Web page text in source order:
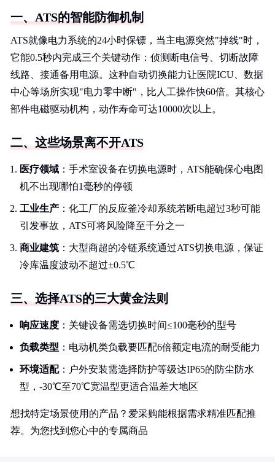
一、ATS的智能防御机制
ATS就像电力系统的24小时保镖，当主电源突然"掉线"时，
它能0.5秒内完成三个关键动作：侦测断电信号、切断故障
线路、接通备用电源。这种自动切换能力让医院ICU、数据
中心等场所实现"电力零中断"，比人工操作快60倍。其核心
部件电磁驱动机构，动作寿命可达10000次以上。
二、这些场景离不开ATS
医疗领域 ：手术室设备在切换电源时，ATS能确保心电图
机不出现哪怕1毫秒的停顿
工业生产 ：化工厂的反应釜冷却系统若断电超过3秒可能
引发事故，ATS可将风险降至千分之一
商业建筑 ：大型商超的冷链系统通过ATS切换电源，保证
冷库温度波动不超过±0.5℃
三、选择ATS的三大黄金法则
响应速度 ：关键设备需选切换时间≤100毫秒的型号
负载类型 ：电动机类负载要匹配6倍额定电流的耐受能力
环境适配：户外安装需选择防护等级达IP65的防尘防水
型，-30℃至70℃宽温型更适合温差大地区
想找特定场景使用的产品？爱采购能根据需求精准匹配推
荐。为您找到您心中的专属商品